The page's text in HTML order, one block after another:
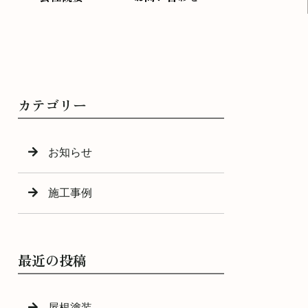
カテゴリー
お知らせ
施工事例
最近の投稿